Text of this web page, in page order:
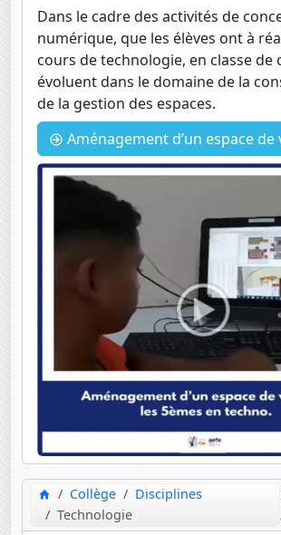
Dans le cadre des activités de
numérique, que les élèves ont à
cours de technologie, en classe de
évoluent dans le domaine de la
de la gestion des espaces.
Aménagement d’un espace de vie avec les
Collège
Disciplines
Technologie